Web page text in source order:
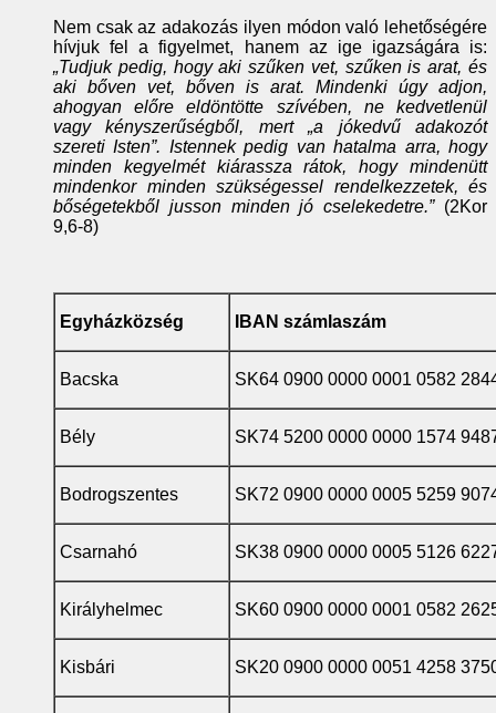
Nem csak az adakozás ilyen módon való lehetőségére
hívjuk fel a figyelmet, hanem az ige igazságára is:
„Tudjuk pedig, hogy aki szűken vet, szűken is arat, és
aki bőven vet, bőven is arat. Mindenki úgy adjon,
ahogyan előre eldöntötte szívében, ne kedvetlenül
vagy kényszerűségből, mert „a jókedvű adakozót
szereti Isten”. Istennek pedig van hatalma arra, hogy
minden kegyelmét kiárassza rátok, hogy mindenütt
mindenkor minden szükségessel rendelkezzetek, és
bőségetekből jusson minden jó cselekedetre.”(2Kor
9,6-8)
Egyházközség IBAN számlaszám
Bacska SK64 0900 0000 0001 0582
Bély SK74 5200 0000 0000 1574
Bodrogszentes SK72 0900 0000 0005 5259
Csarnahó SK38 0900 0000 0005 5126
Királyhelmec SK60 0900 0000 0001 0582
Kisbári SK20 0900 0000 0051 4258